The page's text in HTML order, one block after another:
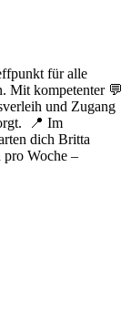
für alle
Mit kompetenter 💬
und Zugang
📍 Im
dich Britta
pro Woche –